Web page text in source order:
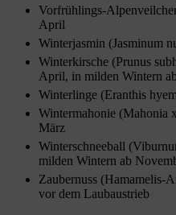
Vorfrühlings-
April
Winterjasmin (Jasminum
Winterkirsche (Prunus
April, in milden Wintern
Winterlinge (Eranthis
Wintermahonie (Mahonia
März
Winterschneeball
milden Wintern ab
Zaubernuss (Hamamelis-
vor dem Laubaustrieb